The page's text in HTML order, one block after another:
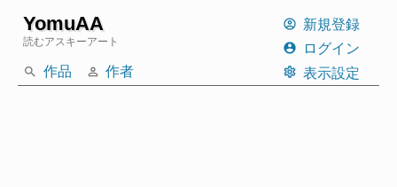
YomuAA
読むアスキーアート
作品 作者
新規登録
ログイン
表示設定